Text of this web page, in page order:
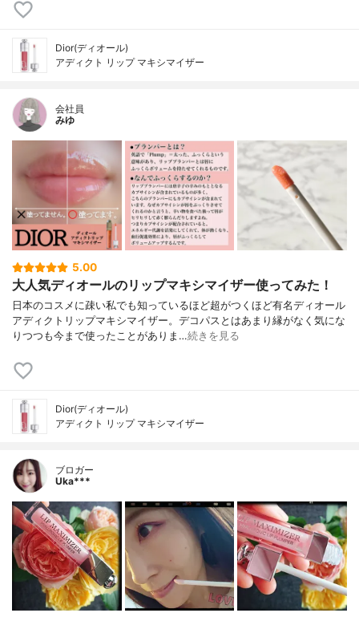
Dior(ディオール)
アディクト リップ マキシマイザー
会社員
みゆ
5.00
大人気ディオールのリップマキシマイザー使ってみた！
日本のコスメに疎い私でも知っているほど超がつくほど有名ディオール
アディクトリップマキシマイザー。デコパスとはあまり縁がなく気にな
りつつも今まで使ったことがありま…続きを見る
Dior(ディオール)
アディクト リップ マキシマイザー
ブロガー
Uka***